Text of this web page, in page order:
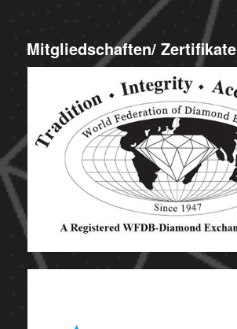
Mitgliedschaften/ Zertifikate